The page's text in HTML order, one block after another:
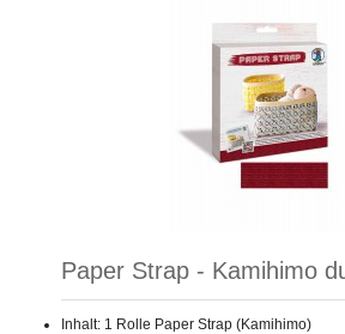
Paper Strap - Kamihimo
Inhalt: 1 Rolle Paper Strap (Kamihimo)